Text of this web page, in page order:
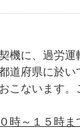
機に、過労運
道府県に於い
こないます
時～１５時ま